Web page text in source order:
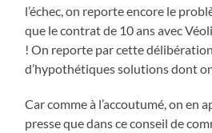
l’échec, on reporte encore le
que le contrat de 10 ans avec
! On reporte par cette
d’hypothétiques solutions dont
Car comme à l’accoutumé, on en
presse que dans ce conseil de